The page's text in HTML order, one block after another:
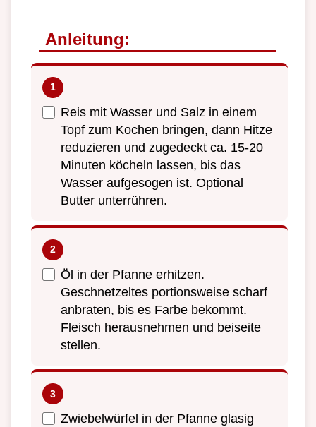
Anleitung:
Reis mit Wasser und Salz in einem
Topf zum Kochen bringen, dann Hitze
reduzieren und zugedeckt ca. 15-20
Minuten köcheln lassen, bis das
Wasser aufgesogen ist. Optional
Butter unterrühren.
Öl in der Pfanne erhitzen.
Geschnetzeltes portionsweise scharf
anbraten, bis es Farbe bekommt.
Fleisch herausnehmen und beiseite
stellen.
Zwiebelwürfel in der Pfanne glasig